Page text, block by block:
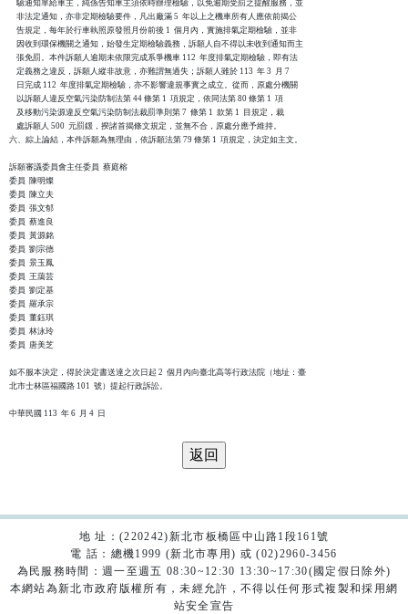
    驗通知單給車主，純係告知車主須依時辦理檢驗，以免逾期受罰之提醒服務，並
    非法定通知，亦非定期檢驗要件，凡出廠滿 5  年以上之機車所有人應依前揭公
    告規定，每年於行車執照原發照月份前後 1  個月內，實施排氣定期檢驗，並非
    因收到環保機關之通知，始發生定期檢驗義務，訴願人自不得以未收到通知而主
    張免罰。本件訴願人逾期未依限完成系爭機車 112  年度排氣定期檢驗，即有法
    定義務之違反，訴願人縱非故意，亦難謂無過失；訴願人雖於 113  年 3  月 7
    日完成 112  年度排氣定期檢驗，亦不影響違規事實之成立。從而，原處分機關
    以訴願人違反空氣污染防制法第 44 條第 1  項規定，依同法第 80 條第 1  項
    及移動污染源違反空氣污染防制法裁罰準則第 7  條第 1  款第 1  目規定，裁
    處訴願人 500  元罰鍰，揆諸首揭條文規定，並無不合，原處分應予維持。
六、綜上論結，本件訴願為無理由，依訴願法第 79 條第 1  項規定，決定如主文。
訴願審議委員會主任委員  蔡庭榕
委員  陳明燦
委員  陳立夫
委員  張文郁
委員  蔡進良
委員  黃源銘
委員  劉宗德
委員  景玉鳳
委員  王藹芸
委員  劉定基
委員  羅承宗
委員  董鈺琪
委員  林泳玲
委員  唐美芝
如不服本決定，得於決定書送達之次日起 2  個月內向臺北高等行政法院（地址：臺
北市士林區福國路 101  號）提起行政訴訟。
地 址：(220242)新北市板橋區中山路1段161號
電 話：總機1999 (新北市專用) 或 (02)2960-3456
為民服務時間：週一至週五 08:30~12:30 13:30~17:30(國定假日除外)
本網站為新北市政府版權所有，未經允許，不得以任何形式複製和採用網
站安全宣告